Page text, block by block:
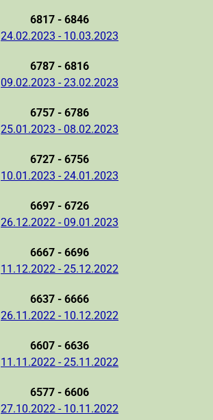
6817 - 6846
24.02.2023 - 10.03.2023
6787 - 6816
09.02.2023 - 23.02.2023
6757 - 6786
25.01.2023 - 08.02.2023
6727 - 6756
10.01.2023 - 24.01.2023
6697 - 6726
26.12.2022 - 09.01.2023
6667 - 6696
11.12.2022 - 25.12.2022
6637 - 6666
26.11.2022 - 10.12.2022
6607 - 6636
11.11.2022 - 25.11.2022
6577 - 6606
27.10.2022 - 10.11.2022